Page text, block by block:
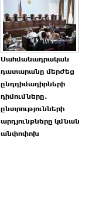
Սահմանադրական
դատարանը մերժեց
ընդդիմադիրների
դիմումները.
ընտրությունների
արդյունքները կմնան
անփոփոխ